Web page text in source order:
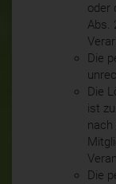
oder
Abs.
Die
Die
ist
Die